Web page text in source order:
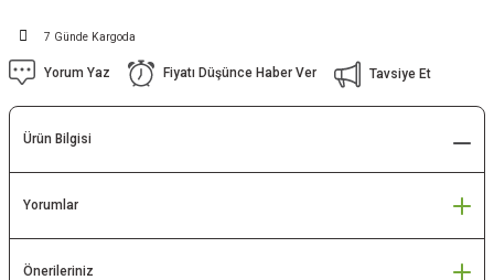
7 Günde Kargoda
Yorum Yaz Fiyatı Düşünce Haber Ver Tavsiye Et
Ürün Bilgisi
Yorumlar
Önerileriniz